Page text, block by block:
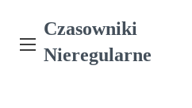
content
Czasowniki
Nieregularne